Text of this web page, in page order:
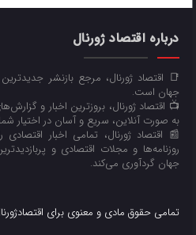
درباره اقتصاد ژورنال
📑 اقتصاد ژورنال، مرجع بازنشر
جهان است.
📺 اقتصاد ژورنال، بروزترین اخبار و
به صورت آنلاین، سریع و آسان در اختیار
📰 اقتصاد ژورنال، تمامی اخبار اقتصادی
روزنامه‌ها و مجلات اقتصادی و
جهان گردآوری می‌کند.
تمامی حقوق مادی و معنوی برای